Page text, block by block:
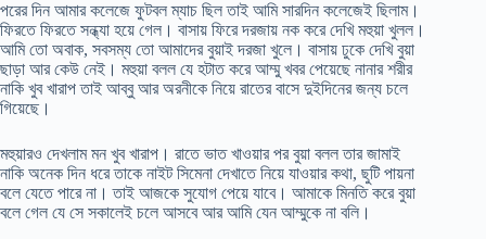
পরের দিন আমার কলেজে ফুটবল ম্যাচ ছিল তাই আমি সারদিন কলেজেই ছিলাম।
ফিরতে ফিরতে সন্ধ্যা হয়ে গেল। বাসায় ফিরে দরজায় নক করে দেখি মহুয়া খুলল।
আমি তো অবাক, সবসম্য তো আমাদের বুয়াই দরজা খুলে। বাসায় ঢুকে দেখি বুয়া
ছাড়া আর কেউ নেই। মহুয়া বলল যে হটাত করে আম্মু খবর পেয়েছে নানার শরীর
নাকি খুব খারাপ তাই আব্বু আর অরনীকে নিয়ে রাতের বাসে দুইদিনের জন্য চলে
গিয়েছে।
মহুয়ারও দেখলাম মন খুব খারাপ। রাতে ভাত খাওয়ার পর বুয়া বলল তার জামাই
নাকি অনেক দিন ধরে তাকে নাইট সিমেনা দেখাতে নিয়ে যাওয়ার কথা, ছুটি পায়না
বলে যেতে পারে না। তাই আজকে সুযোগ পেয়ে যাবে। আমাকে মিনতি করে বুয়া
বলে গেল যে সে সকালেই চলে আসবে আর আমি যেন আম্মুকে না বলি।